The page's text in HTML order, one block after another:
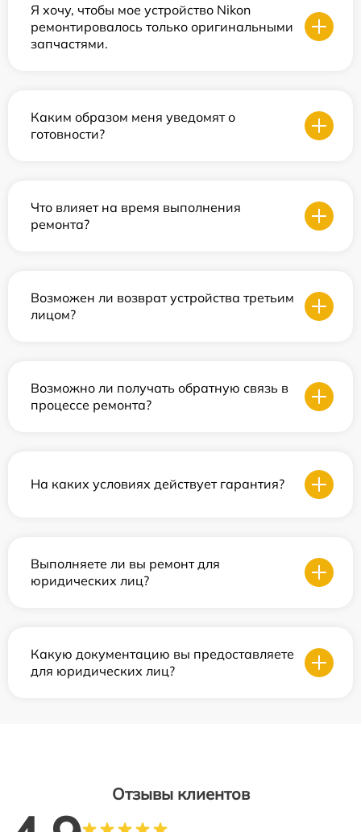
Я хочу, чтобы мое устройство Nikon
ремонтировалось только оригинальными
запчастями.
Каким образом меня уведомят о
готовности?
Что влияет на время выполнения
ремонта?
Возможен ли возврат устройства третьим
лицом?
Возможно ли получать обратную связь в
процессе ремонта?
На каких условиях действует гарантия?
Выполняете ли вы ремонт для
юридических лиц?
Какую документацию вы предоставляете
для юридических лиц?
Отзывы клиентов